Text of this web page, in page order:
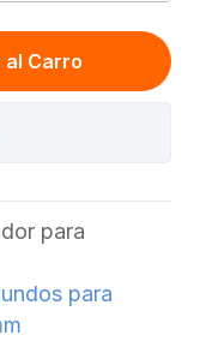
Carro
para
para